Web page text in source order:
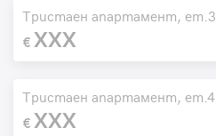
Тристаен апартамент, ет.3
XXX
Тристаен апартамент, ет.4
XXX